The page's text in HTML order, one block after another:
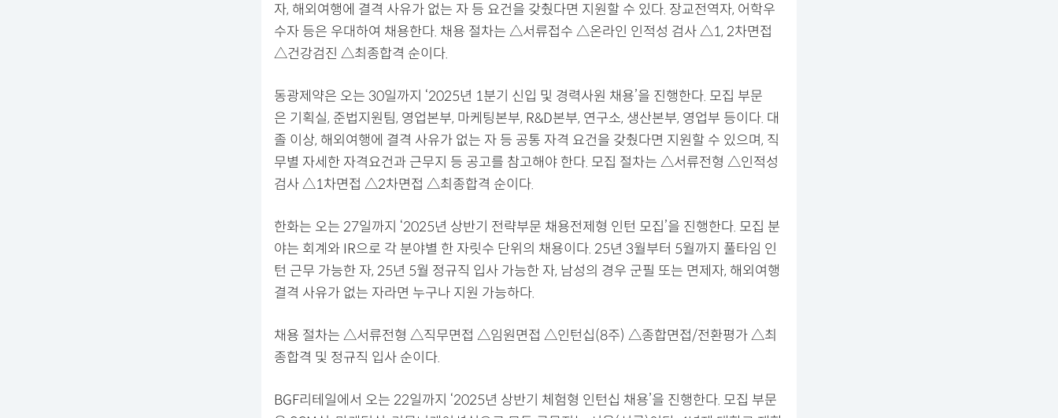
자, 해외여행에 결격 사유가 없는 자 등 요건을 갖췄다면 지원할 수 있다. 장교전역자, 어학우
수자 등은 우대하여 채용한다. 채용 절차는 △서류접수 △온라인 인적성 검사 △1, 2차면접
△건강검진 △최종합격 순이다.
동광제약은 오는 30일까지 ‘2025년 1분기 신입 및 경력사원 채용’을 진행한다. 모집 부문
은 기획실, 준법지원팀, 영업본부, 마케팅본부, R&D본부, 연구소, 생산본부, 영업부 등이다. 대
졸 이상, 해외여행에 결격 사유가 없는 자 등 공통 자격 요건을 갖췄다면 지원할 수 있으며, 직
무별 자세한 자격요건과 근무지 등 공고를 참고해야 한다. 모집 절차는 △서류전형 △인적성
검사 △1차면접 △2차면접 △최종합격 순이다.
한화는 오는 27일까지 ‘2025년 상반기 전략부문 채용전제형 인턴 모집’을 진행한다. 모집 분
야는 회계와 IR으로 각 분야별 한 자릿수 단위의 채용이다. 25년 3월부터 5월까지 풀타임 인
턴 근무 가능한 자, 25년 5월 정규직 입사 가능한 자, 남성의 경우 군필 또는 면제자, 해외여행
결격 사유가 없는 자라면 누구나 지원 가능하다.
채용 절차는 △서류전형 △직무면접 △임원면접 △인턴십(8주) △종합면접/전환평가 △최
종합격 및 정규직 입사 순이다.
BGF리테일에서 오는 22일까지 ‘2025년 상반기 체험형 인턴십 채용’을 진행한다. 모집 부문